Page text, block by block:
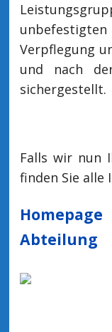
Verpflegung
und nach
sichergestellt.
Falls wir nun
finden Sie
Abteilung